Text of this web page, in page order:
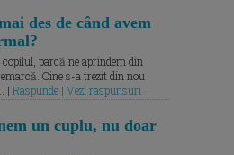
des de când avem
parcă ne aprindem din
Cine s-a trezit din nou
| Raspunde | Vezi raspunsuri
un cuplu, nu doar